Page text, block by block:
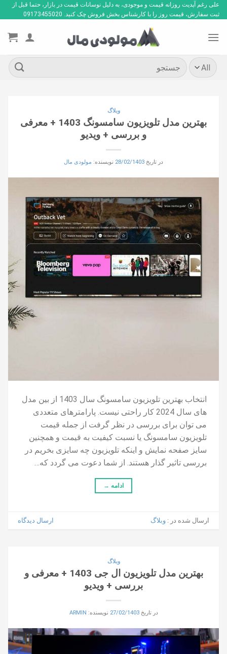
Skip
to
علی رغم آپدیت روزانه قیمت و موجودی، به دلیل نوسانات قیمت در بازار، حتما قبل از
ثبت سفارش، قیمت روز را با کارشناس بخش فروش چک کنید. 09173455020
جستجو
برای:
وبلاگ
بهترین مدل تلویزیون سامسونگ 1403 + معرفی
و بررسی + ویدیو
در تاریخ 28/02/1403 نویسنده: مولودی مال
انتخاب بهترین تلویزیون سامسونگ سال 1403 از بین مدل
های سال 2024 کار راحتی نیست. پارامترهای متعددی
می توان برای بررسی در نظر گرفت از جمله قیمت
تلویزیون سامسونگ یا نسبت کیفیت به قیمت و همچنین
سایز صفحه نمایش و اینکه تلویزیون چه سایزی بخریم در
بررسی تاثیر گذار هستند. از شما دعوت می گردد که…
ادامه →
ارسال شده در :وبلاگ ارسال دیدگاه
وبلاگ
بهترین مدل تلویزیون ال جی 1403 + معرفی و
بررسی + ویدیو
در تاریخ27/02/1403 نویسنده: ARMIN